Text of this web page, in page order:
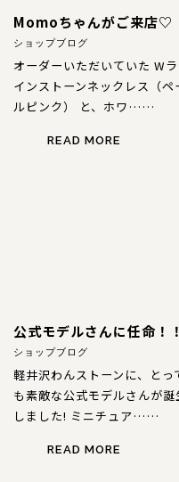
Momoちゃんがご来店♡
ショップブログ
オーダーいただいていた Wラ
インストーンネックレス（ペ
ルピンク） と、ホワ……
READ MORE
公式モデルさんに任命！！
ショップブログ
軽井沢わんストーンに、とっ
も素敵な公式モデルさんが誕
しました! ミニチュア……
READ MORE